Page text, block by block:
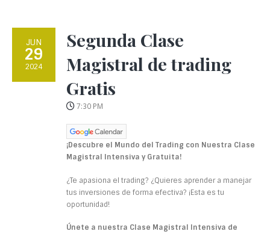
JUN
29
2024
Segunda Clase
Magistral de trading
Gratis
7:30 PM
¡Descubre el Mundo del Trading con Nuestra Clase
Magistral Intensiva y Gratuita!
¿Te apasiona el trading? ¿Quieres aprender a manejar
tus inversiones de forma efectiva? ¡Esta es tu
oportunidad!
Únete a nuestra Clase Magistral Intensiva de